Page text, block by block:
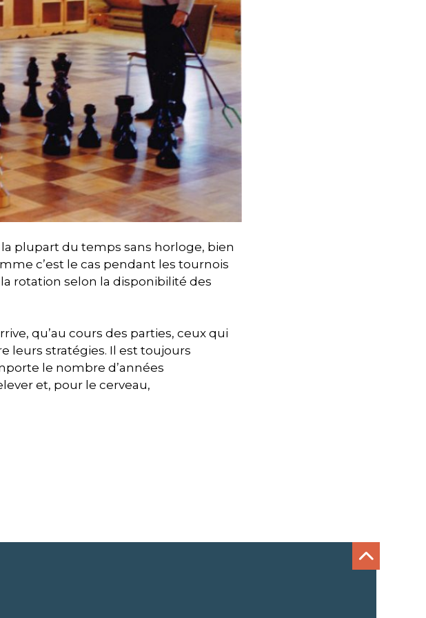
plupart du temps sans horloge, bien
c’est le cas pendant les tournois
rotation selon la disponibilité des
qu’au cours des parties, ceux qui
leurs stratégies. Il est toujours
le nombre d’années
et, pour le cerveau,